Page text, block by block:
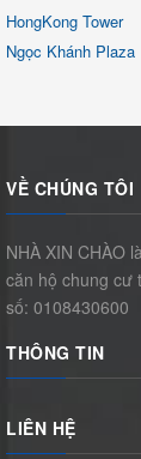
HongKong Tower
Ngọc Khánh Plaza
VỀ CHÚNG TÔI
NHÀ XIN CHÀO
căn hộ chung cư
số: 0108430600
THÔNG TIN
LIÊN HỆ